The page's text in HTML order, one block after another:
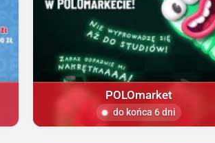
POLOmarket
do końca 6 dni